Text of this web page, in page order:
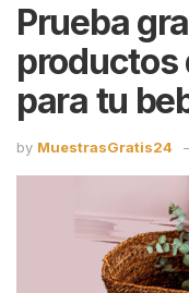
Prueba
productos
para tu
by MuestrasGratis24